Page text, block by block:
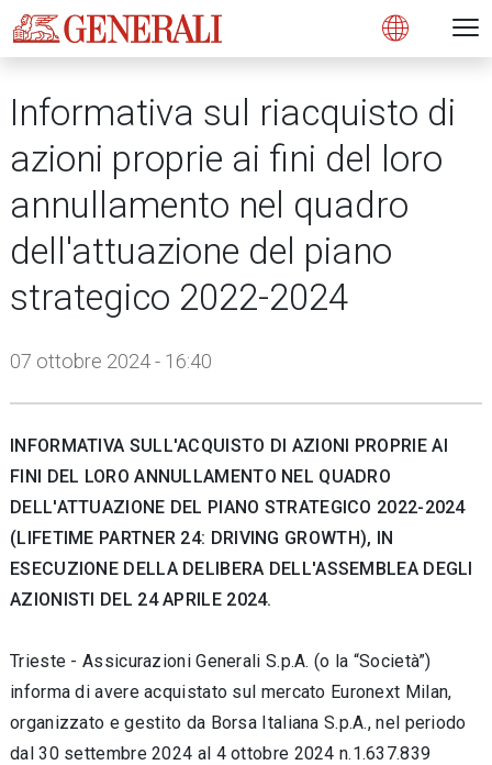
Open
Informativa sul riacquisto di
azioni proprie ai fini del loro
annullamento nel quadro
dell'attuazione del piano
strategico 2022-2024
07 ottobre 2024 - 16:40
INFORMATIVA SULL'ACQUISTO DI AZIONI PROPRIE AI
FINI DEL LORO ANNULLAMENTO NEL QUADRO
DELL'ATTUAZIONE DEL PIANO STRATEGICO 2022-2024
(LIFETIME PARTNER 24: DRIVING GROWTH), IN
ESECUZIONE DELLA DELIBERA DELL'ASSEMBLEA DEGLI
AZIONISTI DEL 24 APRILE 2024.
Trieste - Assicurazioni Generali S.p.A. (o la “Società”)
informa di avere acquistato sul mercato Euronext Milan,
organizzato e gestito da Borsa Italiana S.p.A., nel periodo
dal 30 settembre 2024 al 4 ottobre 2024 n.1.637.839